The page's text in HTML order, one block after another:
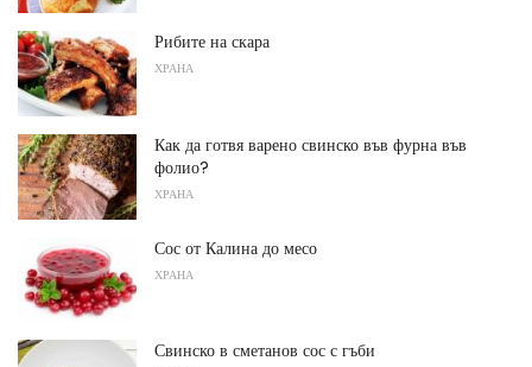
Рибите на скара
ХРАНА
Как да готвя варено свинско във фурна във
фолио?
ХРАНА
Сос от Калина до месо
ХРАНА
Свинско в сметанов сос с гъби